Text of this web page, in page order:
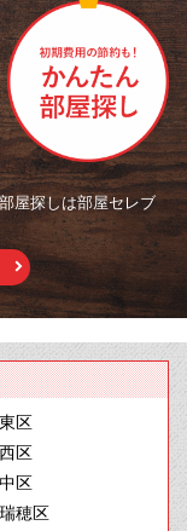
屋探しは部屋セレブ
区
区
区
穂区